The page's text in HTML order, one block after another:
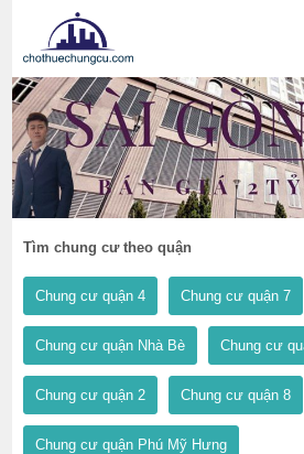
Tìm chung cư theo quận
Chung cư quận 4 Chung cư quận 7
Chung cư quận Nhà Bè Chung cư
Chung cư quận 2 Chung cư quận 8
Chung cư quận Phú Mỹ Hưng